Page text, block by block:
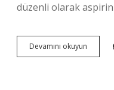
düzenli olarak
Devamını okuyun
Vücuttan